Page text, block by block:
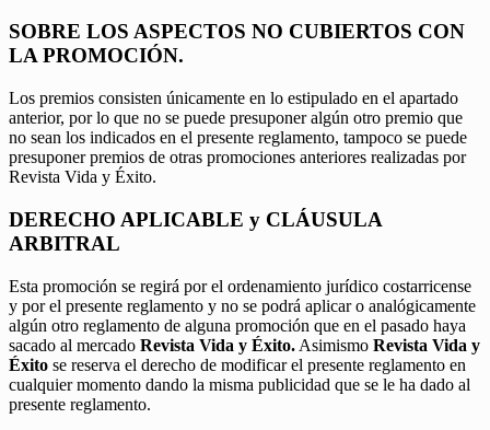
SOBRE LOS ASPECTOS NO CUBIERTOS CON
LA PROMOCIÓN.
Los premios consisten únicamente en lo estipulado en el apartado
anterior, por lo que no se puede presuponer algún otro premio que
no sean los indicados en el presente reglamento, tampoco se puede
presuponer premios de otras promociones anteriores realizadas por
Revista Vida y Éxito.
DERECHO APLICABLE y CLÁUSULA
ARBITRAL
Esta promoción se regirá por el ordenamiento jurídico costarricense
y por el presente reglamento y no se podrá aplicar o analógicamente
algún otro reglamento de alguna promoción que en el pasado haya
sacado al mercado Revista Vida y Éxito. Asimismo Revista Vida y
Éxito se reserva el derecho de modificar el presente reglamento en
cualquier momento dando la misma publicidad que se le ha dado al
presente reglamento.